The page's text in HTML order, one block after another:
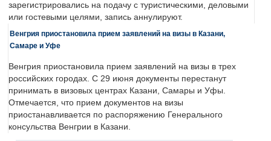
зарегистрировались на подачу с туристическими, деловыми
или гостевыми целями, запись аннулируют.
Венгрия приостановила прием заявлений на визы в Казани,
Самаре и Уфе
Венгрия приостановила прием заявлений на визы в трех
российских городах. С 29 июня документы перестанут
принимать в визовых центрах Казани, Самары и Уфы.
Отмечается, что прием документов на визы
приостанавливается по распоряжению Генерального
консульства Венгрии в Казани.